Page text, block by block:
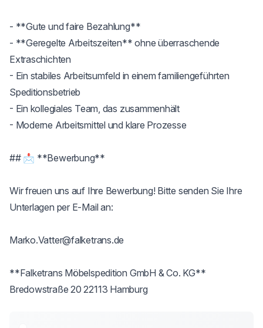
- **Gute und faire Bezahlung**
- **Geregelte Arbeitszeiten** ohne überraschende
Extraschichten
- Ein stabiles Arbeitsumfeld in einem familiengeführten
Speditionsbetrieb
- Ein kollegiales Team, das zusammenhält
- Moderne Arbeitsmittel und klare Prozesse
## 📩 **Bewerbung**
Wir freuen uns auf Ihre Bewerbung! Bitte senden Sie Ihre
Unterlagen per E‑Mail an:
Marko.Vatter@falketrans.de
**Falketrans Möbelspedition GmbH & Co. KG**
Bredowstraße 20 22113 Hamburg